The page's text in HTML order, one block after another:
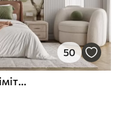
50
Оливкові дерева абстрактна імітація акварель